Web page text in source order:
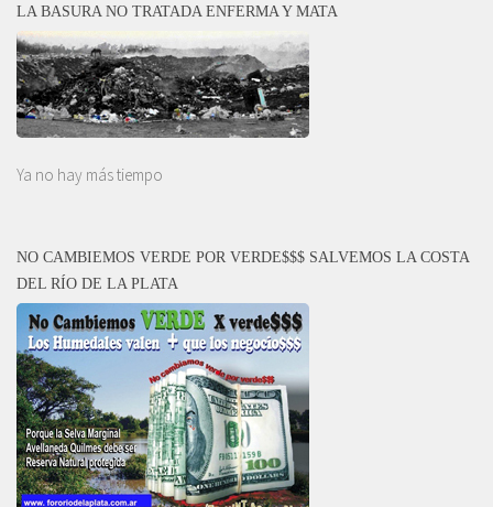
LA BASURA NO TRATADA ENFERMA Y MATA
Ya no hay más tiempo
NO CAMBIEMOS VERDE POR VERDE$$$ SALVEMOS LA COSTA
DEL RÍO DE LA PLATA